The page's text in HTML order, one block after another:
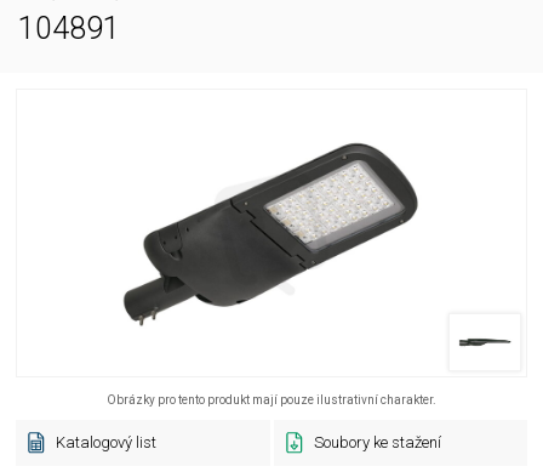
104891
Obrázky pro tento produkt mají pouze ilustrativní charakter.
Katalogový list Soubory ke stažení